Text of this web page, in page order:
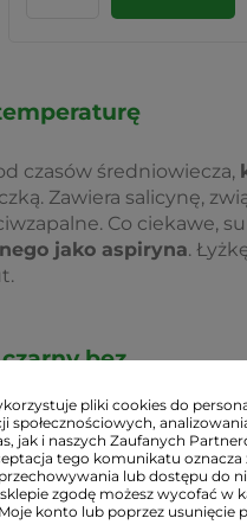
czasów średniowiecza,
Zawiera salicynę,
Co ciekawe,
jako aspiryna.
bez
surowcem
odporność organizmu,
Łyżkę
z czarnego bzu
pliki cookies do
społecznościowych,
jak i naszych Zaufanych
tego komunikatu
lub dostępu do
zgodę możesz wycofać
konto lub poprzez usunięcie